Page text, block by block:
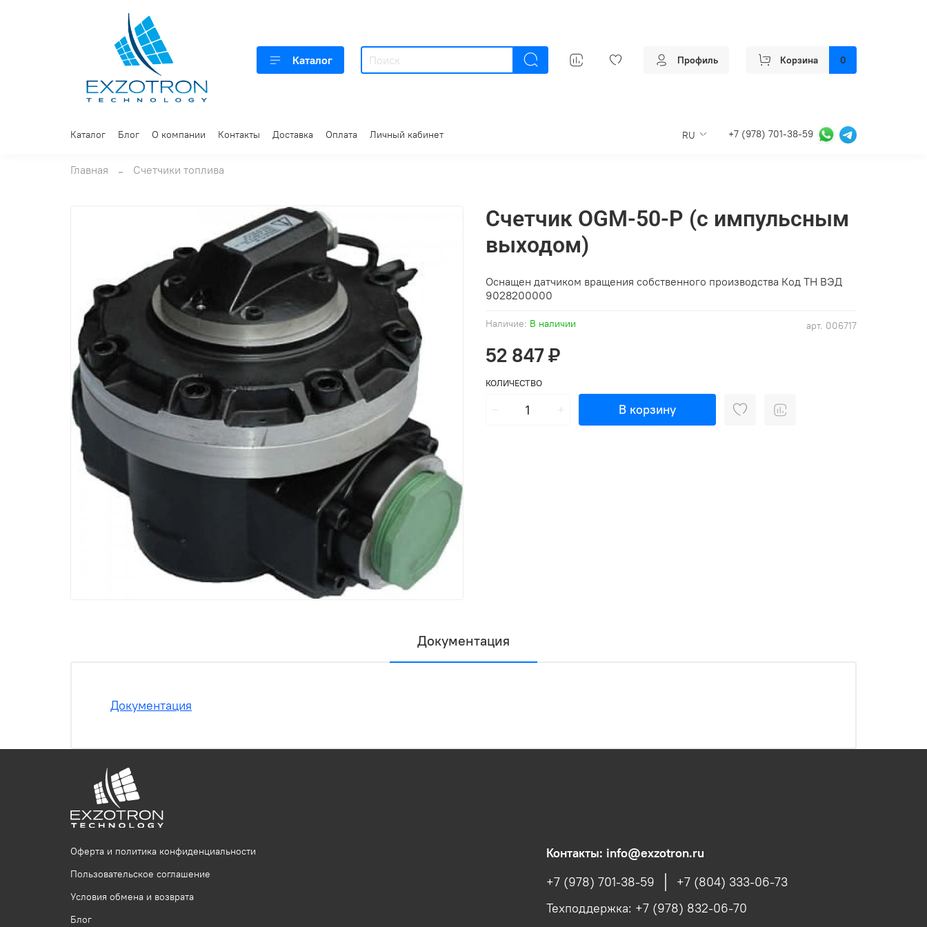
Каталог Профиль Корзина 0
Каталог Блог О компании Контакты Доставка Оплата Личный кабинет RU +7 (978) 701-38-59
Главная Счетчики топлива
арт. 006717
Наличие: В наличии
Счетчик OGM-50-P (с импульсным
выходом)
52 847 ₽
КОЛИЧЕСТВО
В корзину
Оснащен датчиком вращения собственного производства Код ТН ВЭД
9028200000
Документация
Документация
Оферта и политика конфиденциальности
Пользовательское соглашение
Условия обмена и возврата
Блог
Контакты: info@exzotron.ru
+7 (978) 701-38-59
+7 (804) 333-06-73
Техподдержка: +7 (978) 832-06-70